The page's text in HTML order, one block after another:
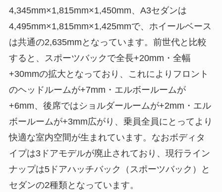
4,345mm×1,815mm×1,450mm、A3セダンは
4,495mm×1,815mm×1,425mmで、ホイールベース
は共通の2,635mmとなっています。前世代と比較
すると、スポーツバックで全長+20mm・全幅
+30mmの拡大となっており、これによりフロント
のヘッドルームが+7mm・エルボールームが
+6mm、後席ではショルダールームが+2mm・エル
ボールームが+3mm広がり、乗員全員にとってより
快適な室内空間が生まれています。なおボディタ
イプは3ドアモデルが廃止されており、現行ライン
ナップは5ドアハッチバック（スポーツバック）と
セダンの2種類となっています。